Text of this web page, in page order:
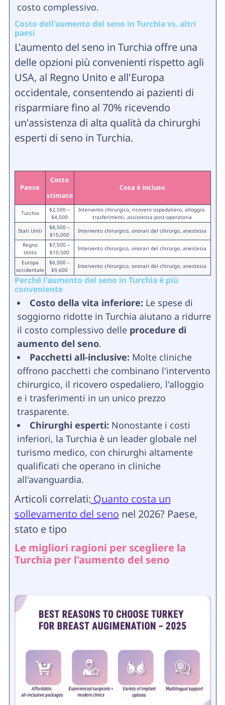
costo complessivo.
Costo dell'aumento del seno in Turchia vs. altri
paesi
L'aumento del seno in Turchia offre una
delle opzioni più convenienti rispetto agli
USA, al Regno Unito e all'Europa
occidentale, consentendo ai pazienti di
risparmiare fino al 70% ricevendo
un'assistenza di alta qualità da chirurghi
esperti di seno in Turchia.
Paese
Costo
stimato
Cosa è incluso
Turchia
$2,500 –
$4,500
Intervento chirurgico, ricovero ospedaliero, alloggio,
trasferimenti, assistenza post-operatoria
Stati Uniti
$8,500 –
$15,000
Intervento chirurgico, onorari del chirurgo, anestesia
Regno
Unito
$7,500 –
$10,500
Intervento chirurgico, onorari del chirurgo, anestesia
Europa
occidentale
$6,500 –
$9,600
Intervento chirurgico, onorari del chirurgo, anestesia
Perché l'aumento del seno in Turchia è più
conveniente
Costo della vita inferiore: Le spese di
soggiorno ridotte in Turchia aiutano a ridurre
il costo complessivo delle procedure di
aumento del seno.
Pacchetti all-inclusive: Molte cliniche
offrono pacchetti che combinano l'intervento
chirurgico, il ricovero ospedaliero, l'alloggio
e i trasferimenti in un unico prezzo
trasparente.
Chirurghi esperti: Nonostante i costi
inferiori, la Turchia è un leader globale nel
turismo medico, con chirurghi altamente
qualificati che operano in cliniche
all'avanguardia.
Articoli correlati: Quanto costa un
sollevamento del seno nel 2026? Paese,
stato e tipo
Le migliori ragioni per scegliere la
Turchia per l'aumento del seno